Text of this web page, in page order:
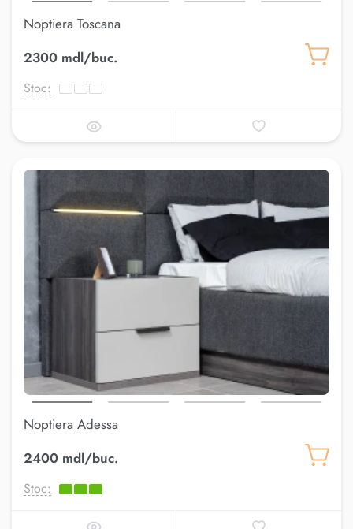
Noptiera Toscana
2300 mdl/buc.
Stoc:
Noptiera Adessa
2400 mdl/buc.
Stoc: